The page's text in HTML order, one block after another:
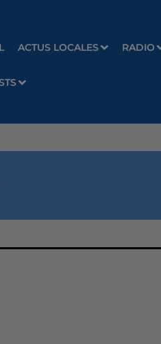
ACTUS LOCALES RADIO